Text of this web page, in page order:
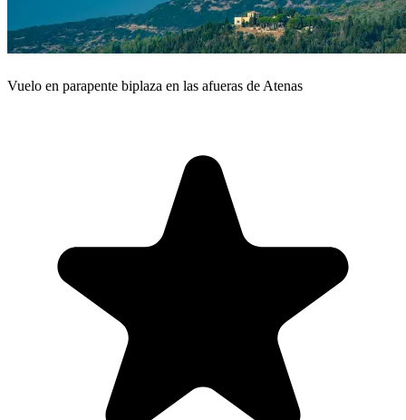
Vuelo en parapente biplaza en las afueras de Atenas